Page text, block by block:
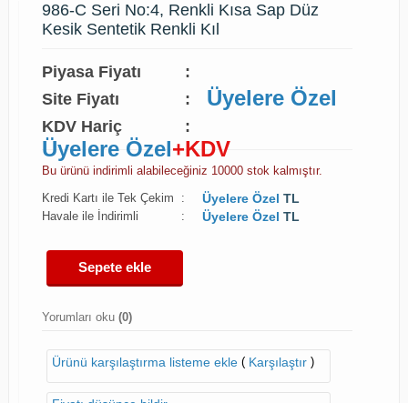
986-C Seri No:4, Renkli Kısa Sap Düz
Kesik Sentetik Renkli Kıl
Piyasa Fiyatı
:
Site Fiyatı
: Üyelere Özel
KDV Hariç :
Üyelere Özel+KDV
Bu ürünü indirimli alabileceğiniz 10000 stok kalmıştır.
Kredi Kartı ile Tek Çekim
: Üyelere Özel TL
Havale ile İndirimli : Üyelere Özel TL
Sepete ekle
Yorumları oku (0)
Ürünü karşılaştırma listeme ekle( Karşılaştır)